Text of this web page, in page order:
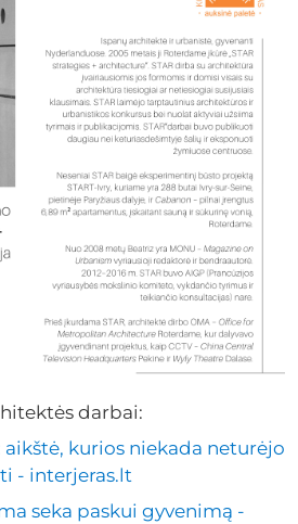
darbai:
aikštė, kurios niekada neturėjo
- interjeras.lt
seka paskui gyvenimą -